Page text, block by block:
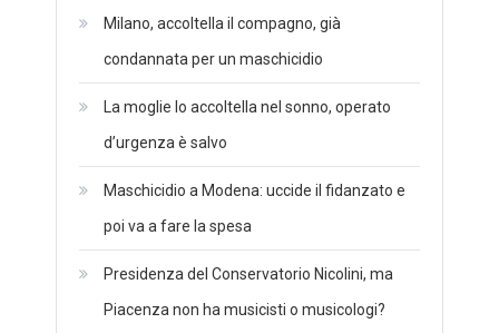
Milano, accoltella il compagno, già
condannata per un maschicidio
La moglie lo accoltella nel sonno, operato
d’urgenza è salvo
Maschicidio a Modena: uccide il fidanzato e
poi va a fare la spesa
Presidenza del Conservatorio Nicolini, ma
Piacenza non ha musicisti o musicologi?